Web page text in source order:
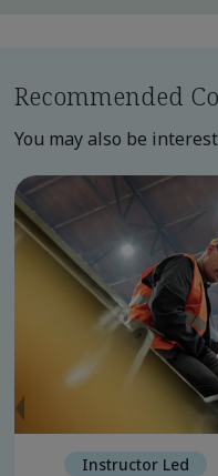
Recommended
You may also be
Instructor Led